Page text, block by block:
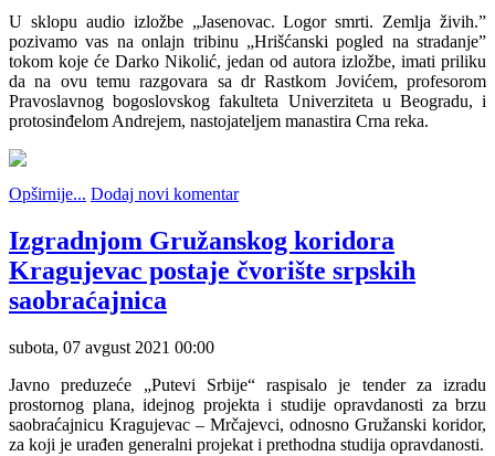
U sklopu audio izložbe „Jasenovac. Logor smrti. Zemlja živih.”
pozivamo vas na onlajn tribinu „Hrišćanski pogled na stradanje”
tokom koje će Darko Nikolić, jedan od autora izložbe, imati priliku
da na ovu temu razgovara sa dr Rastkom Jovićem, profesorom
Pravoslavnog bogoslovskog fakulteta Univerziteta u Beogradu, i
protosinđelom Andrejem, nastojateljem manastira Crna reka.
Opširnije... Dodaj novi komentar
Izgradnjom Gružanskog koridora
Kragujevac postaje čvorište srpskih
saobraćajnica
subota, 07 avgust 2021 00:00
Javno preduzeće „Putevi Srbije“ raspisalo je tender za izradu
prostornog plana, idejnog projekta i studije opravdanosti za brzu
saobraćajnicu Kragujevac – Mrčajevci, odnosno Gružanski koridor,
za koji je urađen generalni projekat i prethodna studija opravdanosti.